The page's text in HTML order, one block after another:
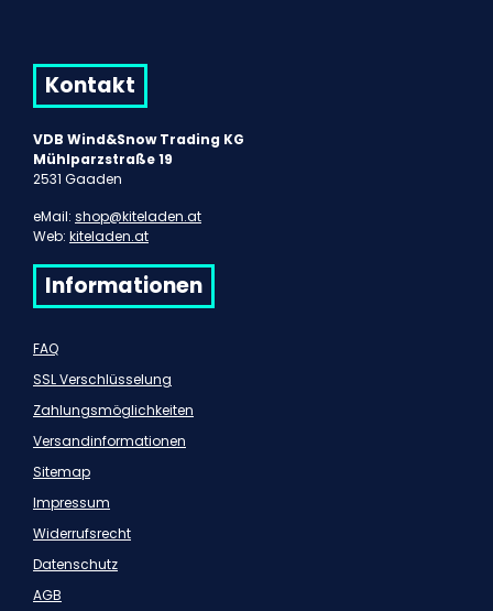
Kontakt
VDB Wind&Snow Trading KG
Mühlparzstraße 19
2531 Gaaden
eMail: shop@kiteladen.at
Web: kiteladen.at
Informationen
FAQ
SSL Verschlüsselung
Zahlungsmöglichkeiten
Versandinformationen
Sitemap
Impressum
Widerrufsrecht
Datenschutz
AGB